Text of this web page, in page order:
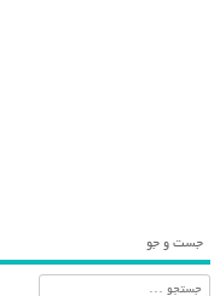
جست و جو
جستجو